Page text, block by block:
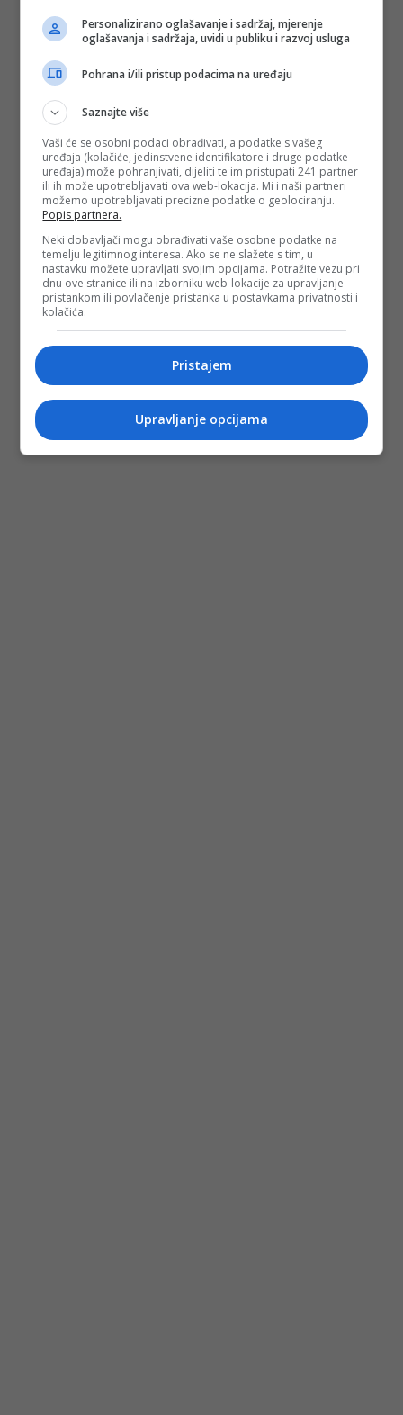
Personalizirano oglašavanje i sadržaj, mjerenje
oglašavanja i sadržaja, uvidi u publiku i razvoj usluga
Pohrana i/ili pristup podacima na uređaju
Saznajte više
Vaši će se osobni podaci obrađivati, a podatke s vašeg
uređaja (kolačiće, jedinstvene identifikatore i druge podatke
uređaja) može pohranjivati, dijeliti te im pristupati 241 partner
ili ih može upotrebljavati ova web-lokacija. Mi i naši partneri
možemo upotrebljavati precizne podatke o geolociranju.
Popis partnera.
Neki dobavljači mogu obrađivati vaše osobne podatke na
temelju legitimnog interesa. Ako se ne slažete s tim, u
nastavku možete upravljati svojim opcijama. Potražite vezu pri
dnu ove stranice ili na izborniku web-lokacije za upravljanje
pristankom ili povlačenje pristanka u postavkama privatnosti i
kolačića.
Pristajem
Upravljanje opcijama